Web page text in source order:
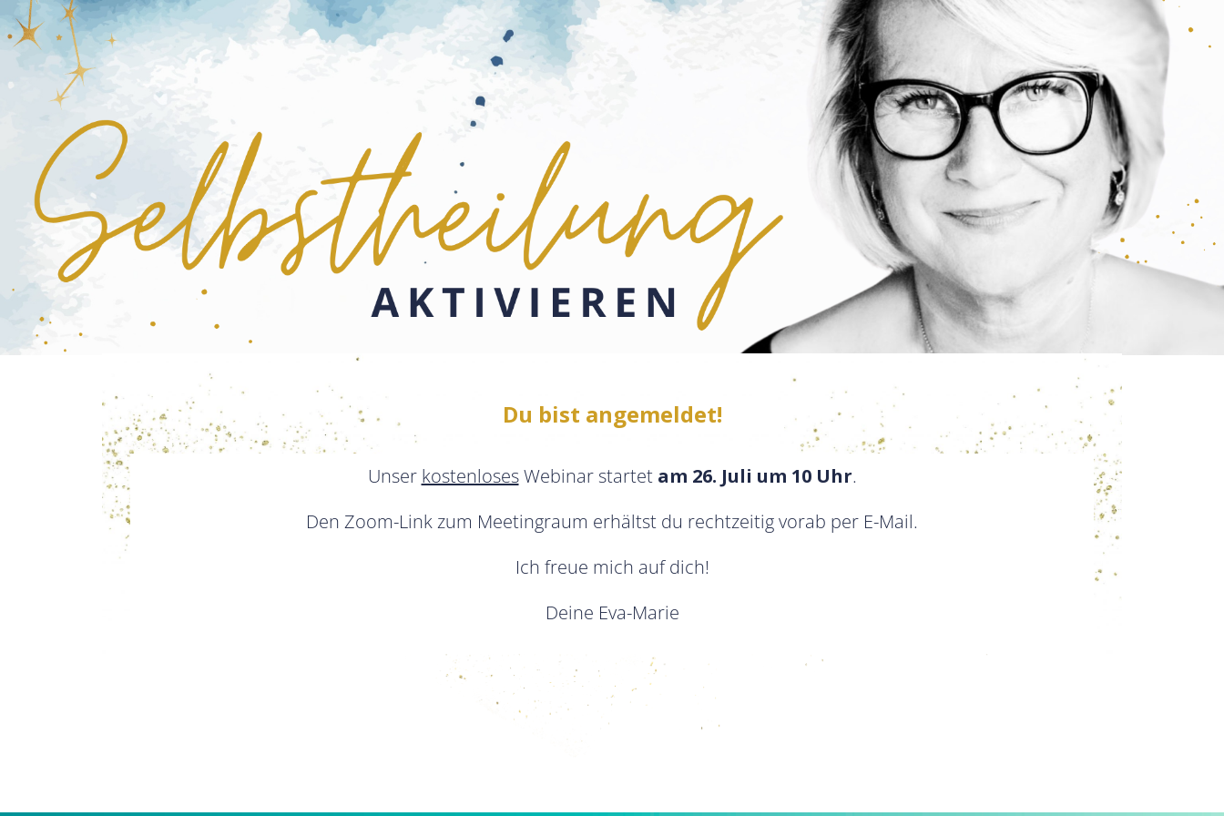
Du bist angemeldet!
Unser kostenlosesWebinar startet am 26. Juli um 10 Uhr.
Den Zoom-Link zum Meetingraum erhältst du rechtzeitig vorab per E-Mail.
Ich freue mich auf dich!
Deine Eva-Marie